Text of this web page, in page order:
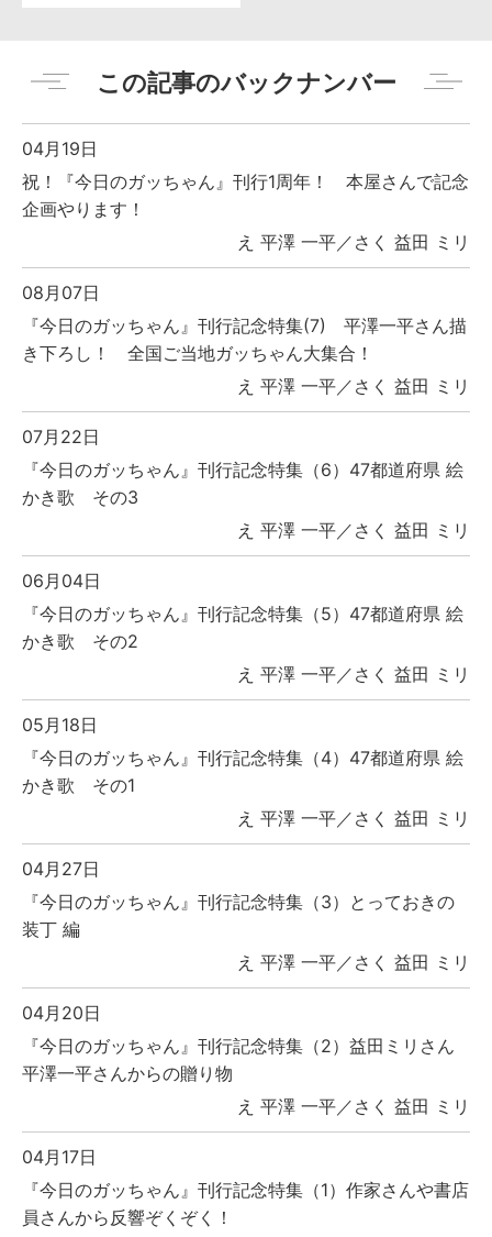
この記事のバックナンバー
04月19日
祝！『今日のガッちゃん』刊行1周年！ 本屋さんで記念
企画やります！
え 平澤 一平／さく 益田 ミリ
08月07日
『今日のガッちゃん』刊行記念特集(7) 平澤一平さん描
き下ろし！ 全国ご当地ガッちゃん大集合！
え 平澤 一平／さく 益田 ミリ
07月22日
『今日のガッちゃん』刊行記念特集（6）47都道府県 絵
かき歌 その3
え 平澤 一平／さく 益田 ミリ
06月04日
『今日のガッちゃん』刊行記念特集（5）47都道府県 絵
かき歌 その2
え 平澤 一平／さく 益田 ミリ
05月18日
『今日のガッちゃん』刊行記念特集（4）47都道府県 絵
かき歌 その1
え 平澤 一平／さく 益田 ミリ
04月27日
『今日のガッちゃん』刊行記念特集（3）とっておきの
装丁 編
え 平澤 一平／さく 益田 ミリ
04月20日
『今日のガッちゃん』刊行記念特集（2）益田ミリさん
平澤一平さんからの贈り物
え 平澤 一平／さく 益田 ミリ
04月17日
『今日のガッちゃん』刊行記念特集（1）作家さんや書店
員さんから反響ぞくぞく！